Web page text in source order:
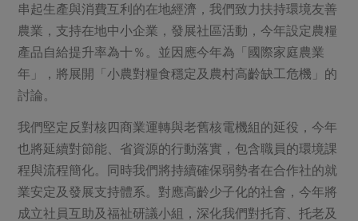
串起生產與消費互利的在地經濟，我們致力扶持環境友善
農業，支持在地中小企業，發展社區活動，今年設定農糧
產品自給提升率為十％。並因應今年為「國際家庭農業
年」，將展開「小農對糧食穩定及農村高齡缺工危機」的
討論。
我們堅定反對核四商業運轉與老舊核電機組的延役，今年
也將延續對節能、省資源的行動落實，包含職員的環境課
程與流程簡化。同時我們將持續確保弱勢者在合作社的就
業安定及發展支持體系。對應高齡少子化的社會，今年將
成立社員互助及福祉研議小組，深化我們對托育、托老及